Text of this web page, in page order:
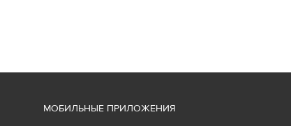
МОБИЛЬНЫЕ ПРИЛОЖЕНИЯ